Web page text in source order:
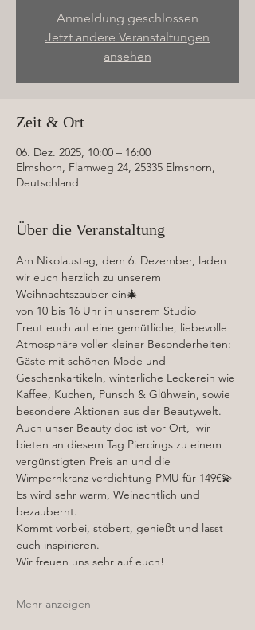
Anmeldung geschlossen
Jetzt andere Veranstaltungen
ansehen
Zeit & Ort
06. Dez. 2025, 10:00 – 16:00
Elmshorn, Flamweg 24, 25335 Elmshorn,
Deutschland
Über die Veranstaltung
Am Nikolaustag, dem 6. Dezember, laden
wir euch herzlich zu unserem
Weihnachtszauber ein🎄
von 10 bis 16 Uhr in unserem Studio
Freut euch auf eine gemütliche, liebevolle
Atmosphäre voller kleiner Besonderheiten:
Gäste mit schönen Mode und
Geschenkartikeln, winterliche Leckerein wie
Kaffee, Kuchen, Punsch & Glühwein, sowie
besondere Aktionen aus der Beautywelt.
Auch unser Beauty doc ist vor Ort,  wir
bieten an diesem Tag Piercings zu einem
vergünstigten Preis an und die
Wimpernkranz verdichtung PMU für 149€💫
Es wird sehr warm, Weinachtlich und
bezaubernt.
Kommt vorbei, stöbert, genießt und lasst
euch inspirieren.
Wir freuen uns sehr auf euch!
Mehr anzeigen